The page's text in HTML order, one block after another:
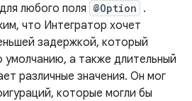
любого поля @Option .
что Интегратор хочет
задержкой, который
умолчанию, а также длительный
различные значения. Он мог
которые могли бы